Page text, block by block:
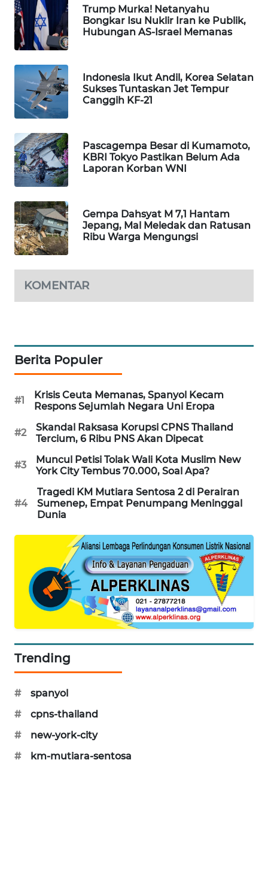
Trump Murka! Netanyahu
Bongkar Isu Nuklir Iran ke Publik,
Hubungan AS-Israel Memanas
Indonesia Ikut Andil, Korea Selatan
Sukses Tuntaskan Jet Tempur
Canggih KF-21
Pascagempa Besar di Kumamoto,
KBRI Tokyo Pastikan Belum Ada
Laporan Korban WNI
Gempa Dahsyat M 7,1 Hantam
Jepang, Mal Meledak dan Ratusan
Ribu Warga Mengungsi
KOMENTAR
Berita Populer
#1
Krisis Ceuta Memanas, Spanyol Kecam
Respons Sejumlah Negara Uni Eropa
#2
Skandal Raksasa Korupsi CPNS Thailand
Tercium, 6 Ribu PNS Akan Dipecat
#3
Muncul Petisi Tolak Wali Kota Muslim New
York City Tembus 70.000, Soal Apa?
#4
Tragedi KM Mutiara Sentosa 2 di Perairan
Sumenep, Empat Penumpang Meninggal
Dunia
Trending
#
spanyol
#
cpns-thailand
#
new-york-city
#
km-mutiara-sentosa
WAHANA
OTOMOTIF
WAHANA
HEALTH
WAHANA
DESA
WISATA
LAPAK
WAHANA
Network
KONSUMEN
LISTRIK
MASYARAKAT
MAWAKA
MARTABAT
NET
PLN
WATCH
MKLI
LPKKI
LKKI
KOPEKLIN
PORTAL
KONSUMEN
FORWAMKI
FORJASIDA